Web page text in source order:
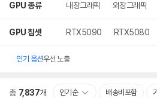
GPU 종류 내장그래픽 외장그래픽
GPU 칩셋 RTX5090 RTX5080
인기 옵션우선 노출
총 7,837개 인기순 배송비포함